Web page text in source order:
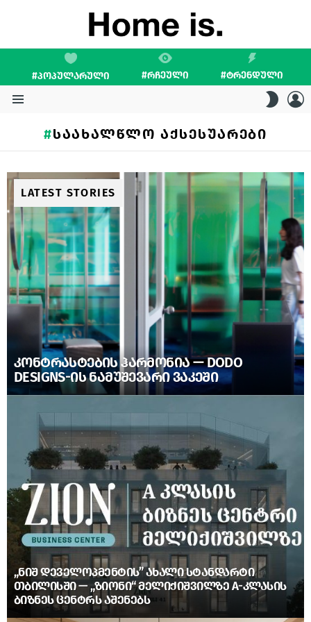
#ᲞᲝᲞᲣᲚᲐᲠᲣᲚᲘ #ᲠᲩᲔᲣᲚᲘ #ᲢᲠᲔᲜᲓᲣᲚᲘ
SKIN
ᲡᲐᲐᲮᲐᲚᲬᲚᲝ ᲐᲥᲡᲔᲡᲣᲐᲠᲔᲑᲘ
LATEST STORIES
ᲙᲝᲜᲢᲠᲐᲡᲢᲔᲑᲘᲡ ᲰᲐᲠᲛᲝᲜᲘᲐ — DODO
DESIGNS-ᲘᲡ ᲜᲐᲛᲣᲨᲔᲕᲐᲠᲘ ᲕᲐᲙᲔᲨᲘ
„ᲜᲘᲨ ᲓᲔᲕᲔᲚᲝᲞᲛᲔᲜᲢᲘᲡ” ᲐᲮᲐᲚᲘ ᲡᲢᲐᲜᲓᲐᲠᲢᲘ
ᲗᲑᲘᲚᲘᲡᲨᲘ — „ᲖᲘᲝᲜᲘ“ ᲛᲔᲚᲘᲥᲘᲨᲕᲘᲚᲖᲔ A-ᲙᲚᲐᲡᲘᲡ
ᲑᲘᲖᲜᲔᲡ ᲪᲔᲜᲢᲠᲡ ᲐᲨᲔᲜᲔᲑᲡ